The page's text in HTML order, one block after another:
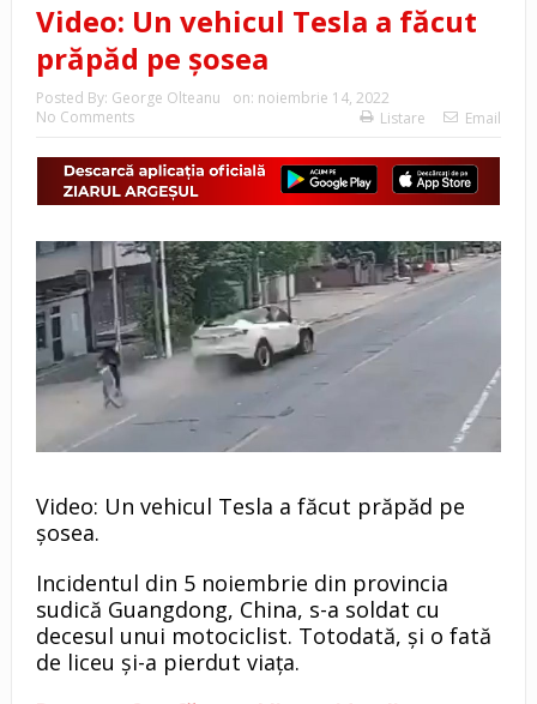
Video: Un vehicul Tesla a făcut
prăpăd pe şosea
Posted By: George Olteanu on: noiembrie 14, 2022
No Comments
Listare Email
Video: Un vehicul Tesla a făcut prăpăd pe
şosea.
Incidentul din 5 noiembrie din provincia
sudică Guangdong, China, s-a soldat cu
decesul unui motociclist. Totodată, și o fată
de liceu şi-a pierdut viaţa.